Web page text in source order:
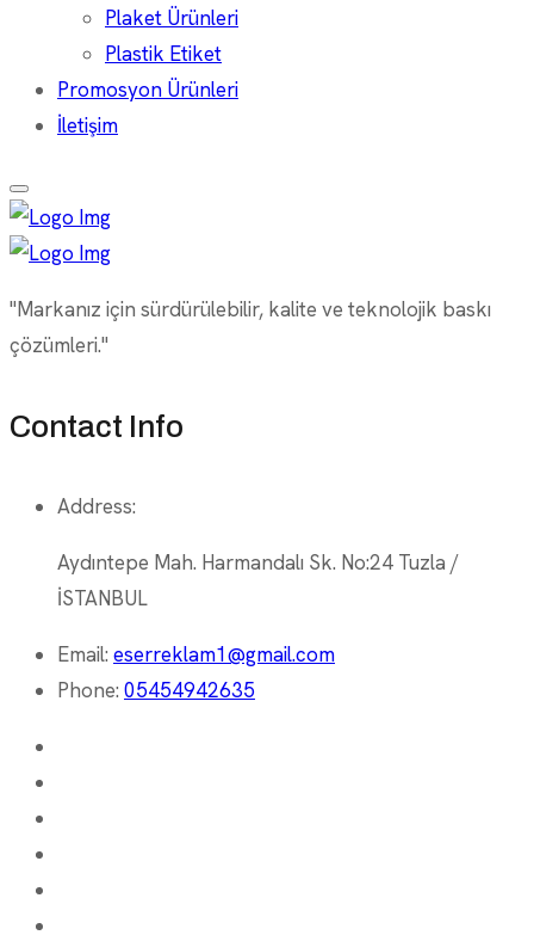
Plaket Ürünleri
Plastik Etiket
Promosyon Ürünleri
İletişim
"Markanız için sürdürülebilir, kalite ve teknolojik baskı
çözümleri."
Contact Info
Address:
Aydıntepe Mah. Harmandalı Sk. No:24 Tuzla /
İSTANBUL
Email: eserreklam1@gmail.com
Phone: 05454942635